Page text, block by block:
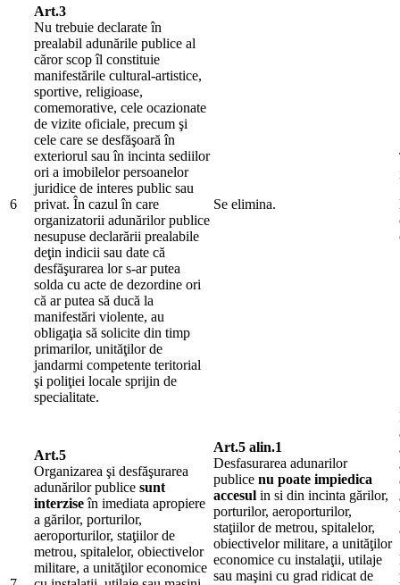
6
Art.3
Nu trebuie declarate în
prealabil adunările publice al
căror scop îl constituie
manifestările cultural-artistice,
sportive, religioase,
comemorative, cele ocazionate
de vizite oficiale, precum şi
cele care se desfăşoară în
exteriorul sau în incinta sediilor
ori a imobilelor persoanelor
juridice de interes public sau
privat. În cazul în care
organizatorii adunărilor publice
nesupuse declarării prealabile
deţin indicii sau date că
desfăşurarea lor s-ar putea
solda cu acte de dezordine ori
că ar putea să ducă la
manifestări violente, au
obligaţia să solicite din timp
primarilor, unităţilor de
jandarmi competente teritorial
şi poliţiei locale sprijin de
specialitate.
Se elimina.
Art.5
Organizarea şi desfăşurarea
adunărilor publice sunt
interziseîn imediata apropiere
a gărilor, porturilor,
aeroporturilor, staţiilor de
metrou, spitalelor, obiectivelor
militare, a unităţilor economice
Art.5 alin.1
Desfasurarea adunarilor
publice nu poate impiedica
accesul in si din incinta gărilor,
porturilor, aeroporturilor,
staţiilor de metrou, spitalelor,
obiectivelor militare, a unităţilor
economice cu instalaţii, utilaje
sau maşini cu grad ridicat de